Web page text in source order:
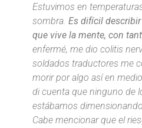
Estuvimos en
sombra. Es difícil
que vive la mente, con
enfermé, me dio colitis
soldados traductores me
morir por algo así en
di cuenta que ninguno de
estábamos
Cabe mencionar que el